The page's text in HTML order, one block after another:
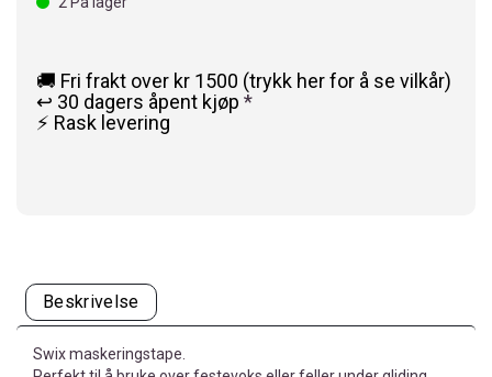
🚚 Fri frakt over kr 1500 (trykk her for å se vilkår)
↩️ 30 dagers åpent kjøp *
⚡ Rask levering
Beskrivelse
Swix maskeringstape.